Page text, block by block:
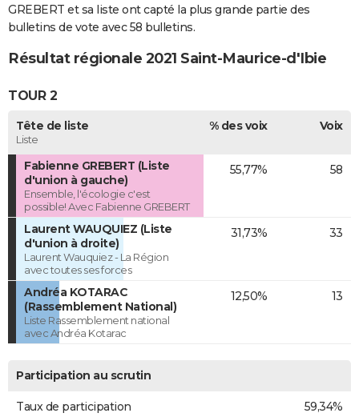
GREBERT et sa liste ont capté la plus grande partie des
bulletins de vote avec 58 bulletins.
Résultat régionale 2021 Saint-Maurice-d'Ibie
TOUR 2
Tête de liste
Liste
% des voix Voix
Fabienne GREBERT (Liste
d'union à gauche)
Ensemble, l'écologie c'est
possible! Avec Fabienne GREBERT
55,77% 58
Laurent WAUQUIEZ (Liste
d'union à droite)
Laurent Wauquiez - La Région
avec toutes ses forces
31,73% 33
Andréa KOTARAC
(Rassemblement National)
Liste Rassemblement national
avec Andréa Kotarac
12,50% 13
Participation au scrutin
Taux de participation 59,34%